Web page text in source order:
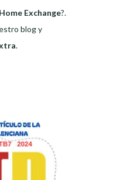
Home Exchange?.
blog y
.